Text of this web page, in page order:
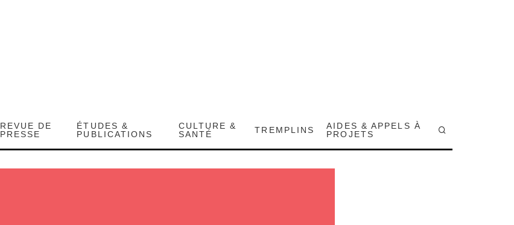
REVUE DE
PRESSE
ÉTUDES &
PUBLICATIONS
CULTURE &
SANTÉ
TREMPLINS
AIDES & APPELS À
PROJETS